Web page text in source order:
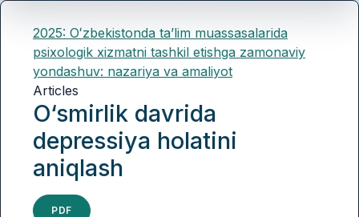
2025: Oʻzbekistonda taʼlim muassasalarida
psixologik xizmatni tashkil etishga zamonaviy
yondashuv: nazariya va amaliyot
Articles
O‘smirlik davrida
depressiya holatini
aniqlash
PDF